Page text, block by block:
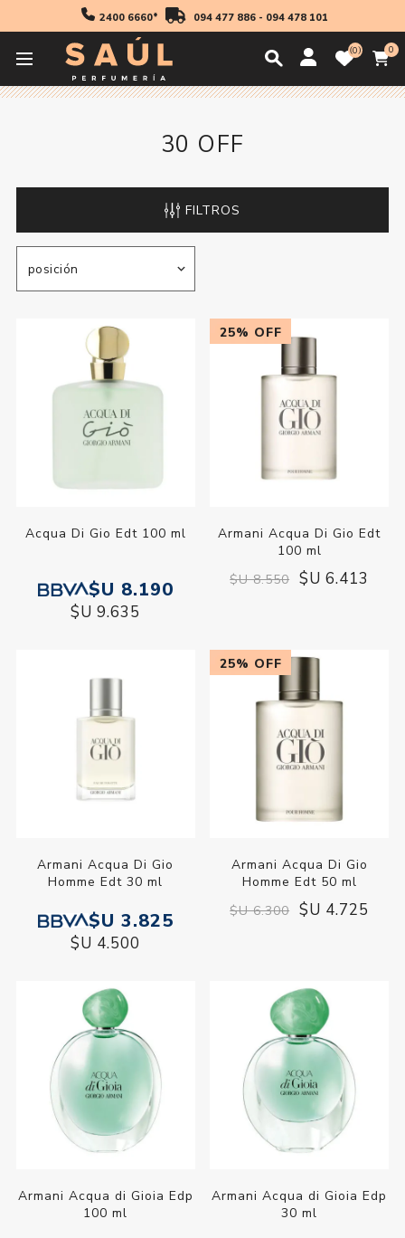
2400 6660* 094 477 886- 094 478 101
0 0
Inicio
30 OFF
FILTROS
Acqua Di Gio Edt 100 ml
$U 8.190
$U 9.635
25% OFF
Armani Acqua Di Gio Edt
100 ml
$U 8.550 $U 6.413
Armani Acqua Di Gio
Homme Edt 30 ml
$U 3.825
$U 4.500
25% OFF
Armani Acqua Di Gio
Homme Edt 50 ml
$U 6.300 $U 4.725
Armani Acqua di Gioia Edp
100 ml
Armani Acqua di Gioia Edp
30 ml